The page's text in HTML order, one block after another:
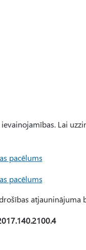
Lai
pacēlums
pacēlums
atjauninājuma